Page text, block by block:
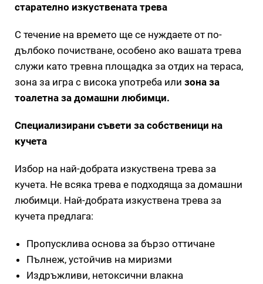
старателно изкуствената трева
С течение на времето ще се нуждаете от по-
дълбоко почистване, особено ако вашата трева
служи като тревна площадка за отдих на тераса,
зона за игра с висока употреба или зона за
тоалетна за домашни любимци.
Специализирани съвети за собственици на
кучета
Избор на най-добрата изкуствена трева за
кучета. Не всяка трева е подходяща за домашни
любимци. Най-добрата изкуствена трева за
кучета предлага:
Пропусклива основа за бързо оттичане
Пълнеж, устойчив на миризми
Издръжливи, нетоксични влакна